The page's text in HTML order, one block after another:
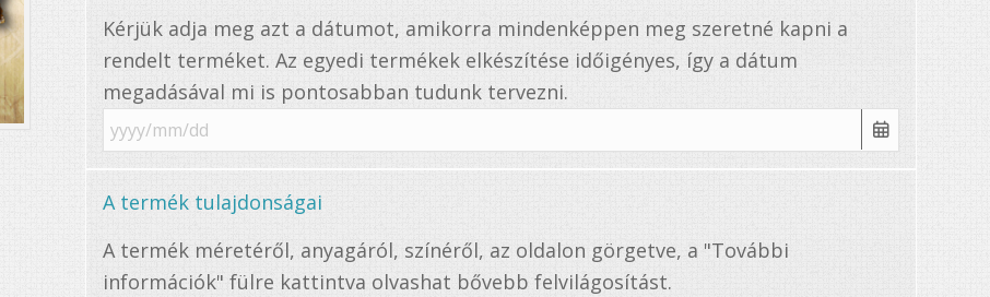
Kérjük adja meg azt a dátumot, amikorra mindenképpen meg szeretné kapni a
rendelt terméket. Az egyedi termékek elkészítése időigényes, így a dátum
megadásával mi is pontosabban tudunk tervezni.
A termék tulajdonságai
A termék méretéről, anyagáról, színéről, az oldalon görgetve, a "További
információk" fülre kattintva olvashat bővebb felvilágosítást.